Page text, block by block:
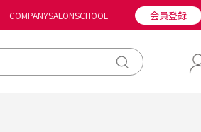
COMPANYSALONSCHOOL 会員登録